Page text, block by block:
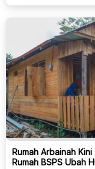
Rumah Arbainah
Rumah BSPS Ubah